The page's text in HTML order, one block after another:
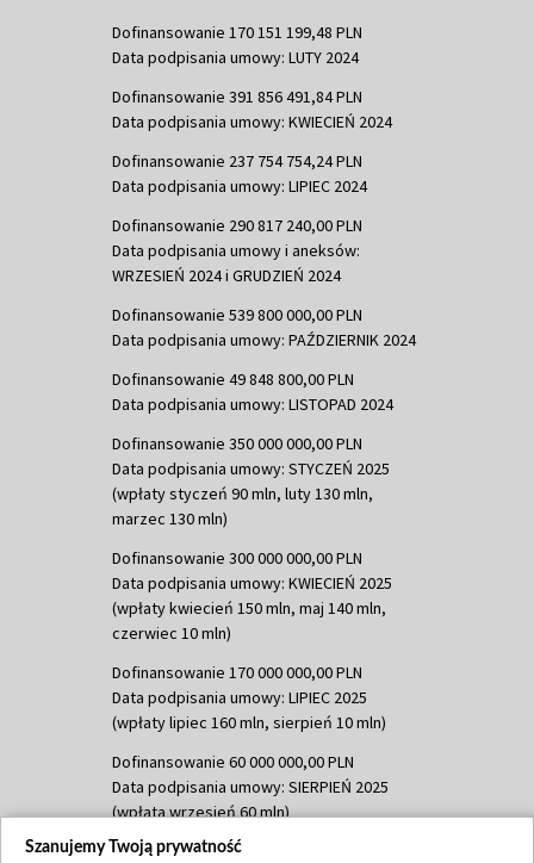
Dofinansowanie 170 151 199,48 PLN
Data podpisania umowy: LUTY 2024
Dofinansowanie 391 856 491,84 PLN
Data podpisania umowy: KWIECIEŃ 2024
Dofinansowanie 237 754 754,24 PLN
Data podpisania umowy: LIPIEC 2024
Dofinansowanie 290 817 240,00 PLN
Data podpisania umowy i aneksów:
WRZESIEŃ 2024 i GRUDZIEŃ 2024
Dofinansowanie 539 800 000,00 PLN
Data podpisania umowy: PAŹDZIERNIK 2024
Dofinansowanie 49 848 800,00 PLN
Data podpisania umowy: LISTOPAD 2024
Dofinansowanie 350 000 000,00 PLN
Data podpisania umowy: STYCZEŃ 2025
(wpłaty styczeń 90 mln, luty 130 mln,
marzec 130 mln)
Dofinansowanie 300 000 000,00 PLN
Data podpisania umowy: KWIECIEŃ 2025
(wpłaty kwiecień 150 mln, maj 140 mln,
czerwiec 10 mln)
Dofinansowanie 170 000 000,00 PLN
Data podpisania umowy: LIPIEC 2025
(wpłaty lipiec 160 mln, sierpień 10 mln)
Dofinansowanie 60 000 000,00 PLN
Data podpisania umowy: SIERPIEŃ 2025
(wpłata wrzesień 60 mln)
Dofinansowanie 635 783 051,21 PLN
Szanujemy Twoją prywatność